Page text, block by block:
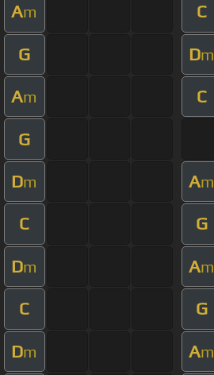
Am C
G Dm
Am C
G
Dm Am
C G
Dm Am
C G
Dm Am